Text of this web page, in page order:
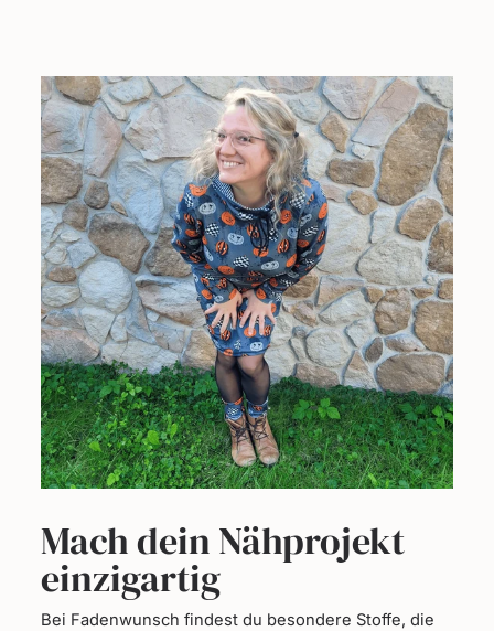
Mach dein Nähprojekt
einzigartig
Bei Fadenwunsch findest du besondere Stoffe, die